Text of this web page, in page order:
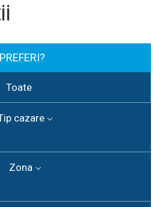
Toate
cazare
Zona